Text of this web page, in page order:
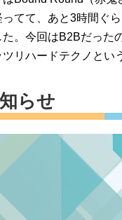
ってて、あと3時間ぐ
た。今回はB2Bだった
ツリハードテクノとい
らせ